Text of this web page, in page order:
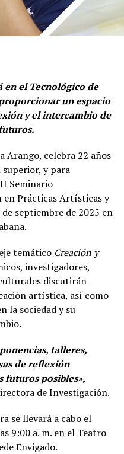
en el Tecnológico de
un espacio
y el intercambio de
Arango, celebra 22 años
y para
Seminario
Prácticas Artísticas y
septiembre de 2025 en
temático Creación y
investigadores,
discutirán
artística, así como
la sociedad y su
talleres,
de reflexión
futuros posibles»,
de Investigación.
se llevará a cabo el
9:00 a. m. en el Teatro
Envigado.